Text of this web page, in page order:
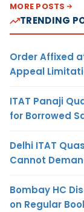
MORE POSTS
TRENDING
Order Affixed
Appeal
ITAT Panaji
for Borrowed
Delhi ITAT
Cannot
Bombay HC
on Regular